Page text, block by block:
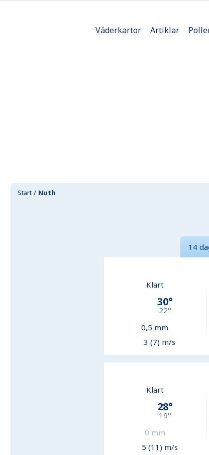
Väderkartor Artiklar
Start Nuth
14
Klart
30°
22°
0,5 mm
3 (7) m/s
Klart
28°
19°
0 mm
5 (11) m/s